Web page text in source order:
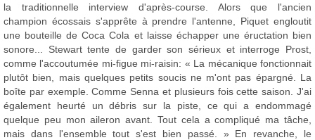
la traditionnelle interview d'après-course. Alors que l'ancien
champion écossais s'apprête à prendre l'antenne, Piquet engloutit
une bouteille de Coca Cola et laisse échapper une éructation bien
sonore... Stewart tente de garder son sérieux et interroge Prost,
comme l'accoutumée mi-figue mi-raisin: « La mécanique fonctionnait
plutôt bien, mais quelques petits soucis ne m'ont pas épargné. La
boîte par exemple. Comme Senna et plusieurs fois cette saison. J'ai
également heurté un débris sur la piste, ce qui a endommagé
quelque peu mon aileron avant. Tout cela a compliqué ma tâche,
mais dans l'ensemble tout s'est bien passé. » En revanche, le